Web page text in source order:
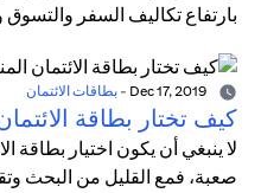
بارتفاع تكاليف السفر والتسوق
- بطاقات الائتمان
كيف تختار بطاقة
لا ينبغي أن يكون اختيار بطاقة
صعبة، فمع القليل من البحث